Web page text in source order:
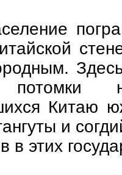
потомки
Китаю
и
в этих